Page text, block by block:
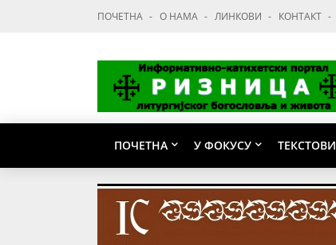
ПОЧЕТНА О НАМА ЛИНКОВИ КОНТАКТ
ПОЧЕТНА У ФОКУСУ ТЕКСТОВИ